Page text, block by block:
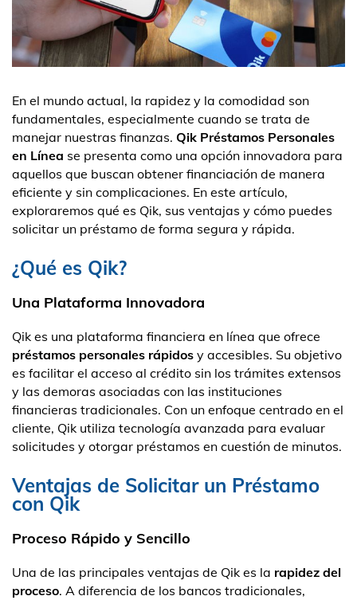
En el mundo actual, la rapidez y la comodidad son
fundamentales, especialmente cuando se trata de
manejar nuestras finanzas. Qik Préstamos Personales
en Línea se presenta como una opción innovadora para
aquellos que buscan obtener financiación de manera
eficiente y sin complicaciones. En este artículo,
exploraremos qué es Qik, sus ventajas y cómo puedes
solicitar un préstamo de forma segura y rápida.
¿Qué es Qik?
Una Plataforma Innovadora
Qik es una plataforma financiera en línea que ofrece
préstamos personales rápidos y accesibles. Su objetivo
es facilitar el acceso al crédito sin los trámites extensos
y las demoras asociadas con las instituciones
financieras tradicionales. Con un enfoque centrado en el
cliente, Qik utiliza tecnología avanzada para evaluar
solicitudes y otorgar préstamos en cuestión de minutos.
Ventajas de Solicitar un Préstamo
con Qik
Proceso Rápido y Sencillo
Una de las principales ventajas de Qik es la rapidez del
proceso. A diferencia de los bancos tradicionales,